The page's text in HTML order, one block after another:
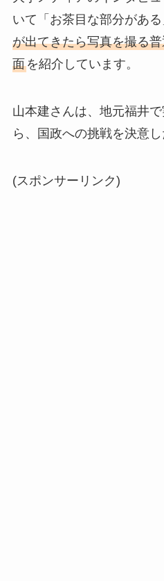
いて「お茶目な部分がある
が出てきたら写真を撮る
面を紹介しています。
山本建さんは、地元福井
ら、国政への挑戦を決意
(スポンサーリンク)